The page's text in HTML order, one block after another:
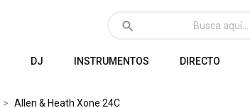
search
DJ INSTRUMENTOS DIRECTO
Allen & Heath Xone 24C